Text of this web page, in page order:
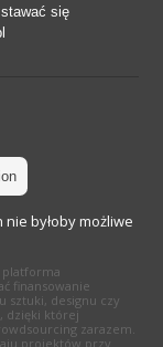
się
byłoby możliwe
finansowanie
sztuki, designu czy
dzięki której
zarazem.
projektów przy